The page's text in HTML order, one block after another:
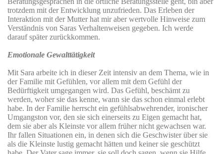
trotzdem mit der Entwicklung unzufrieden. Das Erleben der
Interaktion mit der Mutter hat mir aber wertvolle Hinweise zum
Verständnis von Saras Verhaltenweisen gegeben. Ich werde
darauf später zurückkommen.
Emotionale Gewalttätigkeit
Mit Sara arbeite ich in dieser Zeit intensiv an dem Thema, wie in
der Familie mit Gefühlen, vor allem mit dem Gefühl der
Bedürftigkeit umgegangen wird. Das Gefühl, beschämt zu
werden, woher sie das kenne, wann sie das schon einmal erlebt
habe. In der Familie herrscht ein gefühlsabwehrender, ironischer
Umgangston vor, den sie sich einerseits zu Eigen gemacht hat,
dem sie aber als Kleinste vor allem früher nicht gewachsen war.
Ihr fallen Situationen ein, in denen sich die Geschwister über sie
als die Kleinste lustig gemacht hätten und keiner sie geschützt